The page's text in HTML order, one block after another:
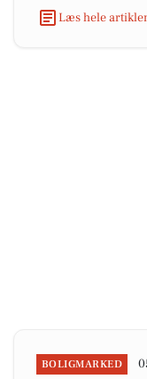
Læs hele
BOLIGMARKED